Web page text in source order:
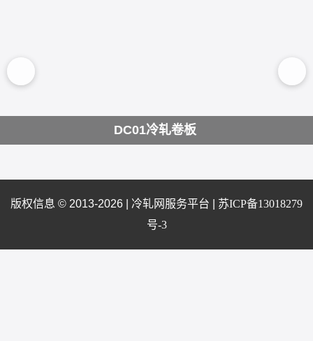
DC01冷轧卷板
版权信息 © 2013-2026 | 冷轧网服务平台
苏ICP备13018279
号-3